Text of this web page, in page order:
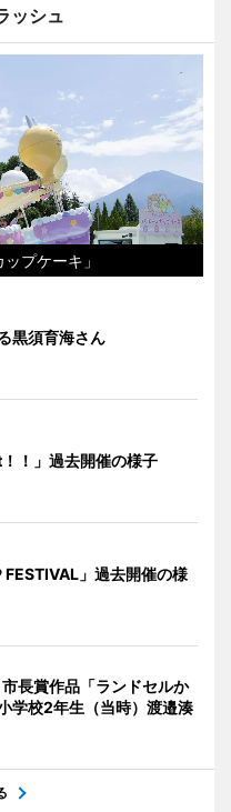
ッシュ
プケーキ」
黒須育海さん
！」過去開催の様子
FESTIVAL」過去開催の様
長賞作品「ランドセルか
学校2年生（当時）渡邉湊